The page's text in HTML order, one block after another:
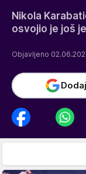
Nikola
osvojio je još
Objavljeno